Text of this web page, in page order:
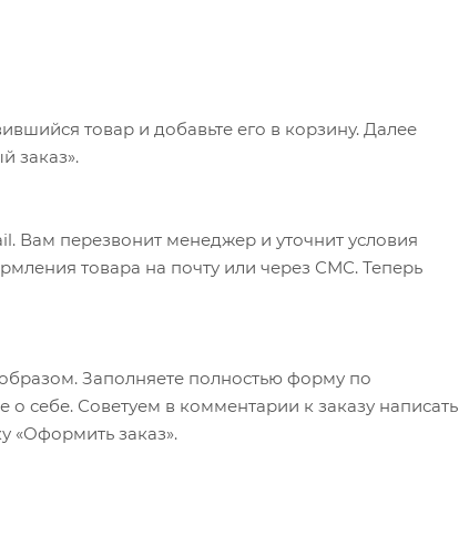
товар и добавьте его в корзину. Далее
заказ».
Вам перезвонит менеджер и уточнит условия
товара на почту или через СМС. Теперь
Заполняете полностью форму по
себе. Советуем в комментарии к заказу написать
«Оформить заказ».